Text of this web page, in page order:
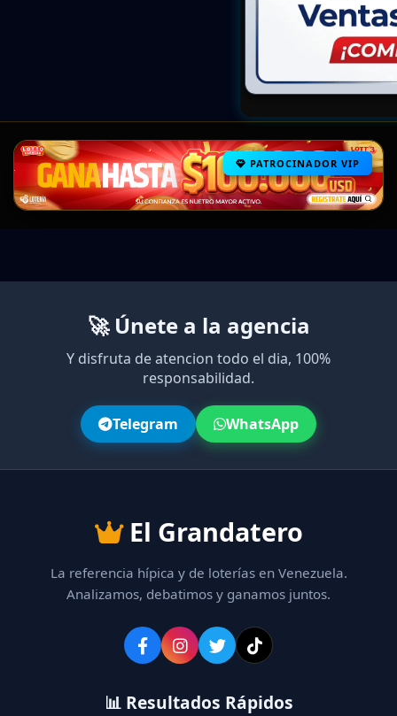
PATROCINADOR VIP
🚀 Únete a la agencia
Y disfruta de atencion todo el dia, 100%
responsabilidad.
Telegram WhatsApp
El Grandatero
La referencia hípica y de loterías en Venezuela.
Analizamos, debatimos y ganamos juntos.
📊 Resultados Rápidos